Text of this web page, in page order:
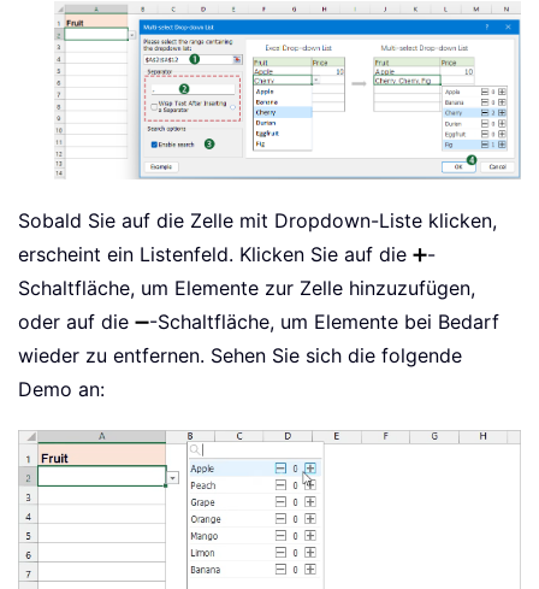
Sobald Sie auf die Zelle mit Dropdown-Liste klicken,
erscheint ein Listenfeld. Klicken Sie auf die ➕-
Schaltfläche, um Elemente zur Zelle hinzuzufügen,
oder auf die ➖-Schaltfläche, um Elemente bei Bedarf
wieder zu entfernen. Sehen Sie sich die folgende
Demo an: